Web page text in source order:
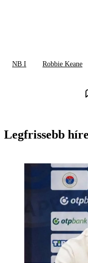
NB I Robbie Keane
Legfrissebb